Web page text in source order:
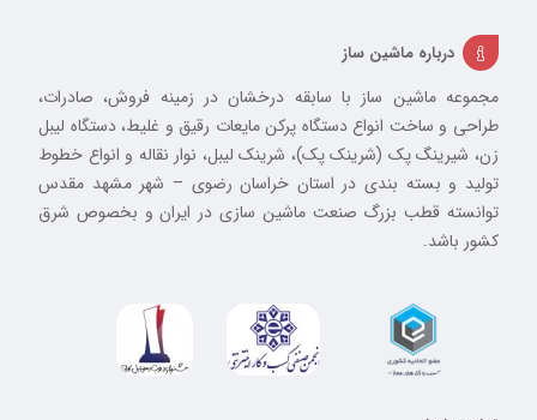
درباره ماشین ساز
مجموعه ماشین ساز با سابقه درخشان در زمینه فروش، صادرات،
طراحی و ساخت انواع دستگاه پرکن مایعات رقیق و غلیط، دستگاه لیبل
زن، شیرینگ پک (شرینک پک)، شرینک لیبل، نوار نقاله و انواع خطوط
تولید و بسته بندی در استان خراسان رضوی – شهر مشهد مقدس
توانسته قطب بزرگ صنعت ماشین سازی در ایران و بخصوص شرق
کشور باشد.